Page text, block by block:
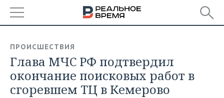
БАШКОРТОСТАН
ТАТАРСТАН
НОВОСТИ
АНАЛИТИКА
ПРОИСШЕСТВИЯ
Глава МЧС РФ подтвердил
окончание поисковых работ в
сгоревшем ТЦ в Кемерово